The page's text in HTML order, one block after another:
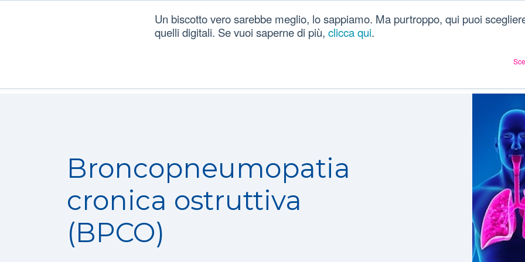
Un biscotto vero sarebbe meglio, lo sappiamo. Ma purtroppo, qui puoi
quelli digitali. Se vuoi saperne di più, clicca qui.
Chi siamo Dizionario Articoli sulla salute
Broncopneumopatia
cronica ostruttiva
(BPCO)